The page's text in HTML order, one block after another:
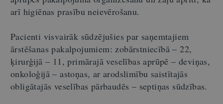
arī higiēnas prasību neievērošanu.
Pacienti visvairāk sūdzējušies par saņemtajiem
ārstēšanas pakalpojumiem: zobārstniecībā – 22,
ķirurģijā – 11, primārajā veselības aprūpē – deviņas,
onkoloģijā – astoņas, ar arodslimību saistītajās
obligātajās veselības pārbaudēs – septiņas sūdzības.